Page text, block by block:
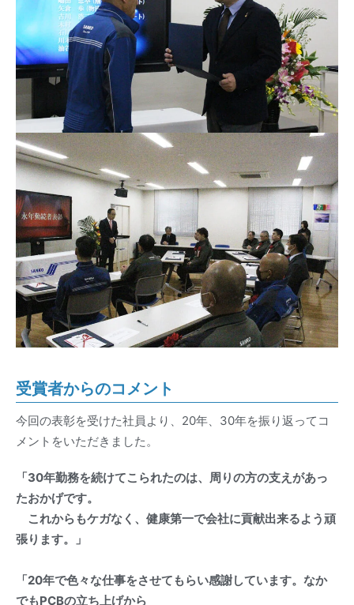
受賞者からのコメント
今回の表彰を受けた社員より、20年、30年を振り返ってコ
メントをいただきました。
「30年勤務を続けてこられたのは、周りの方の支えがあっ
たおかげです。
これからもケガなく、健康第一で会社に貢献出来るよう頑
張ります。」
「20年で色々な仕事をさせてもらい感謝しています。なか
でもPCBの立ち上げから